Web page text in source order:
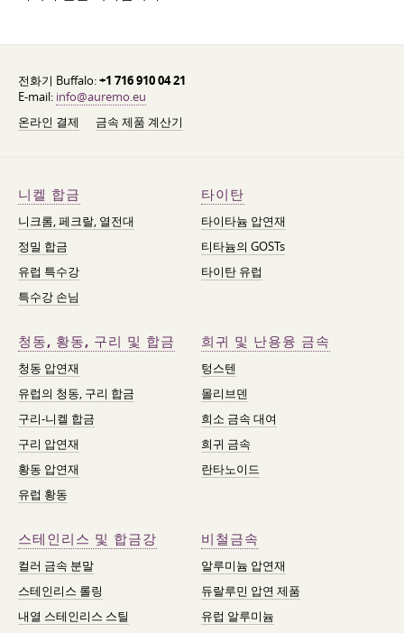
전화기 Buffalo:+1 716 910 04 21
E-mail: info@auremo.eu
온라인 결제
금속 제품 계산기
니켈 합금
니크롬, 페크랄, 열전대
정밀 합금
유럽 특수강
특수강 손님
타이탄
타이타늄 압연재
티타늄의 GOSTs
타이탄 유럽
청동, 황동, 구리 및 합금
청동 압연재
유럽의 청동, 구리 합금
구리-니켈 합금
구리 압연재
황동 압연재
유럽 황동
희귀 및 난용융 금속
텅스텐
몰리브덴
희소 금속 대여
희귀 금속
란타노이드
스테인리스 및 합금강
컬러 금속 분말
스테인리스 롤링
내열 스테인리스 스틸
비철금속
알루미늄 압연재
듀랄루민 압연 제품
유럽 알루미늄